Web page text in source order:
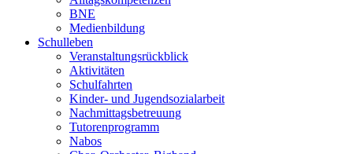
BNE
Medienbildung
Schulleben
Veranstaltungsrückblick
Aktivitäten
Schulfahrten
Kinder- und Jugendsozialarbeit
Nachmittagsbetreuung
Tutorenprogramm
Nabos